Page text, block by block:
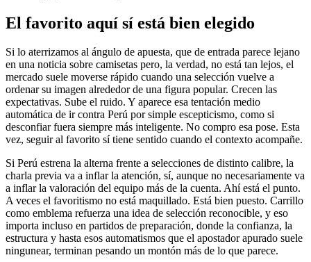
El favorito aquí sí está bien elegido
Si lo aterrizamos al ángulo de apuesta, que de entrada parece lejano
en una noticia sobre camisetas pero, la verdad, no está tan lejos, el
mercado suele moverse rápido cuando una selección vuelve a
ordenar su imagen alrededor de una figura popular. Crecen las
expectativas. Sube el ruido. Y aparece esa tentación medio
automática de ir contra Perú por simple escepticismo, como si
desconfiar fuera siempre más inteligente. No compro esa pose. Esta
vez, seguir al favorito sí tiene sentido cuando el contexto acompañe.
Si Perú estrena la alterna frente a selecciones de distinto calibre, la
charla previa va a inflar la atención, sí, aunque no necesariamente va
a inflar la valoración del equipo más de la cuenta. Ahí está el punto.
A veces el favoritismo no está maquillado. Está bien puesto. Carrillo
como emblema refuerza una idea de selección reconocible, y eso
importa incluso en partidos de preparación, donde la confianza, la
estructura y hasta esos automatismos que el apostador apurado suele
ningunear, terminan pesando un montón más de lo que parece.